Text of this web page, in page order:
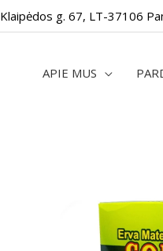
Klaipėdos g. 67, LT-37106
APIE MUS